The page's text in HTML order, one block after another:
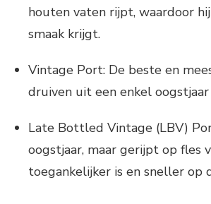
houten vaten rijpt, waardoor
smaak krijgt.
Vintage Port: De beste en
druiven uit een enkel
Late Bottled Vintage (LBV)
oogstjaar, maar gerijpt op fles
toegankelijker is en sneller op